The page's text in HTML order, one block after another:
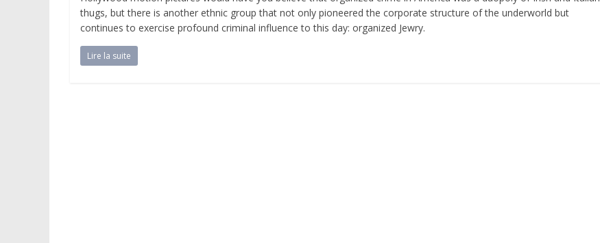
thugs, but there is another ethnic group that not only pioneered the corporate structure of the underworld but
continues to exercise profound criminal influence to this day: organized Jewry.
Lire la suite